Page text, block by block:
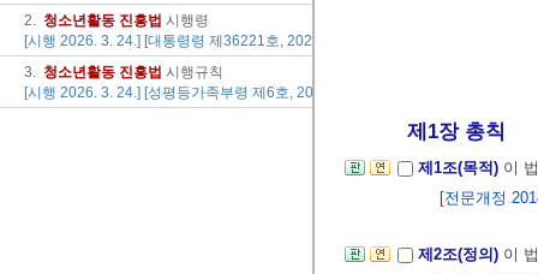
2. 청소년활동 진흥법 시행령
[시행 2026. 3. 24.] [대통령령 제36221호, 2026. 3. 24., 타법개정]
3. 청소년활동 진흥법 시행규칙
[시행 2026. 3. 24.] [성평등가족부령 제6호, 2026. 3. 24., 타법개정]
제1장 총칙
제1조(목적) 이
[전문개정
제2조(정의) 이